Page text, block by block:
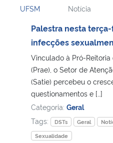
Ministério da Cidadania
Ministério de Minas e Energia
Ministério da Ciência, Tecnologia,
Ministério do Meio Ambiente
Ministério do Turismo
UFSM Notícia
Palestra nesta
infecções
Vinculado à Pró-
(Prae), o Setor de
(Satie) percebeu o
questionamentos e […]
Categoria: Geral
Tags:
DSTs Geral
Sexualidade